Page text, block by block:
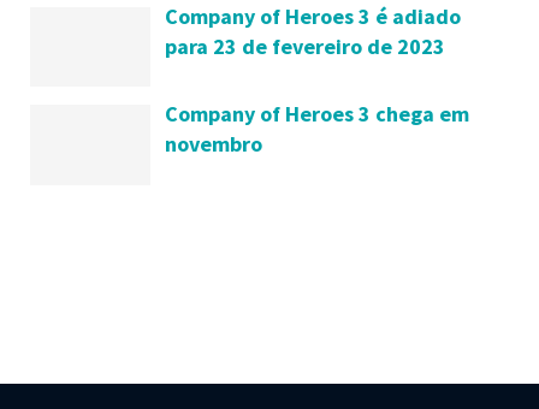
Company of Heroes 3 é adiado
para 23 de fevereiro de 2023
Company of Heroes 3 chega em
novembro